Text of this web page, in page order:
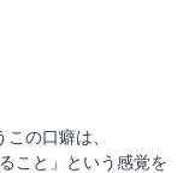
の口癖は、
こと」という感覚を